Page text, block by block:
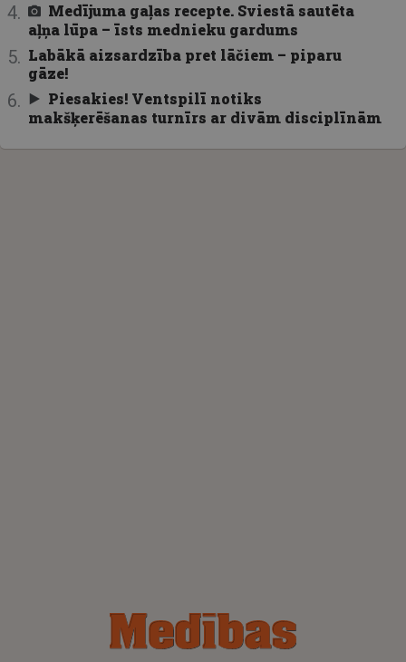
Medījuma gaļas recepte. Sviestā sautēta
aļņa lūpa – īsts mednieku gardums
Labākā aizsardzība pret lāčiem – piparu
gāze!
Piesakies! Ventspilī notiks
makšķerēšanas turnīrs ar divām disciplīnām